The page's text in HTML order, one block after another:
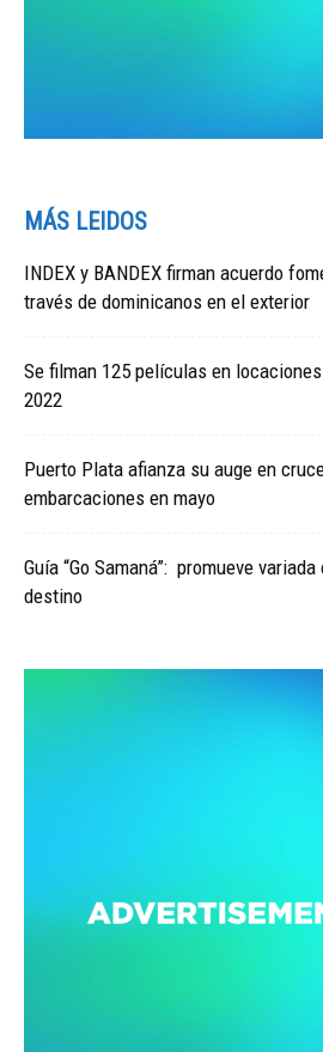
MÁS LEIDOS
INDEX y BANDEX firman acuerdo
través de dominicanos en el exterior
Se filman 125 películas en
2022
Puerto Plata afianza su auge en
embarcaciones en mayo
Guía “Go Samaná”: promueve
destino